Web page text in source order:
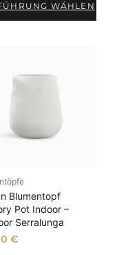
WÄHLEN
Blumentopf
Pot Indoor –
Serralunga
€